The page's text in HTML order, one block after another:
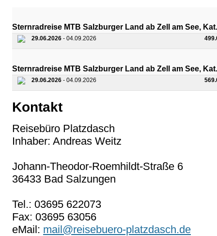
Sternradreise MTB Salzburger Land ab Zell am See,
29.06.2026 - 04.09.2026
Sternradreise MTB Salzburger Land ab Zell am See,
29.06.2026 - 04.09.2026
Kontakt
Reisebüro Platzdasch
Inhaber: Andreas Weitz
Johann-Theodor-Roemhildt-Straße 6
36433 Bad Salzungen
Tel.: 03695 622073
Fax: 03695 63056
eMail: mail@reisebuero-platzdasch.de